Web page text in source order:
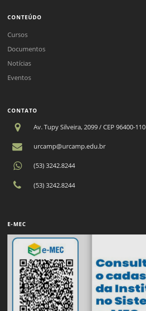
CONTEÚDO
Cursos
Documentos
Notícias
Eventos
CONTATO
Av. Tupy Silveira, 2099 / CEP 96400-110
urcamp@urcamp.edu.br
(53) 3242.8244
(53) 3242.8244
E-MEC